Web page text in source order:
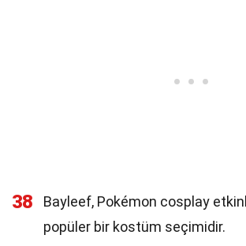
38
Bayleef, Pokémon cosplay
popüler bir kostüm seçimidir.